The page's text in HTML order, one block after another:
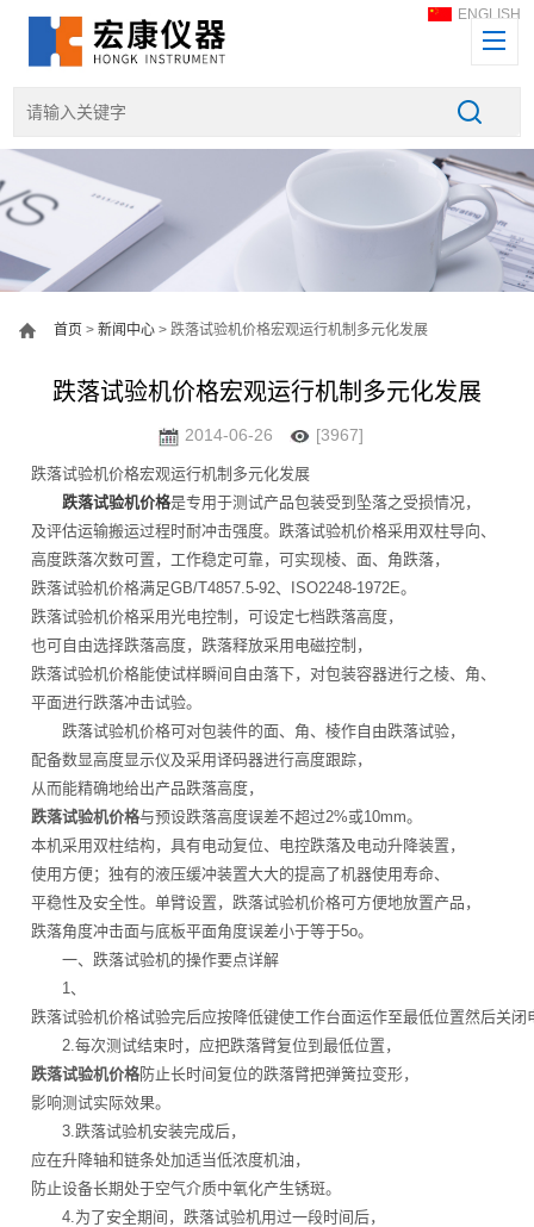
ENGLISH
首页 >新闻中心 > 跌落试验机价格宏观运行机制多元化发展
跌落试验机价格宏观运行机制多元化发展
2014-06-26 [3967]
跌落试验机价格宏观运行机制多元化发展
跌落试验机价格是专用于测试产品包装受到坠落之受损情况，
及评估运输搬运过程时耐冲击强度。跌落试验机价格采用双柱导向、
高度跌落次数可置，工作稳定可靠，可实现棱、面、角跌落，
跌落试验机价格满足GB/T4857.5-92、ISO2248-1972E。
跌落试验机价格采用光电控制，可设定七档跌落高度，
也可自由选择跌落高度，跌落释放采用电磁控制，
跌落试验机价格能使试样瞬间自由落下，对包装容器进行之棱、角、
平面进行跌落冲击试验。
跌落试验机价格可对包装件的面、角、棱作自由跌落试验，
配备数显高度显示仪及采用译码器进行高度跟踪，
从而能精确地给出产品跌落高度，
跌落试验机价格与预设跌落高度误差不超过2%或10mm。
本机采用双柱结构，具有电动复位、电控跌落及电动升降装置，
使用方便；独有的液压缓冲装置大大的提高了机器使用寿命、
平稳性及安全性。单臂设置，跌落试验机价格可方便地放置产品，
跌落角度冲击面与底板平面角度误差小于等于5o。
一、跌落试验机的操作要点详解
1、
跌落试验机价格试验完后应按降低键使工作台面运作至最低位置然后关闭
2.每次测试结束时，应把跌落臂复位到最低位置，
跌落试验机价格防止长时间复位的跌落臂把弹簧拉变形，
影响测试实际效果。
3.跌落试验机安装完成后，
应在升降轴和链条处加适当低浓度机油，
防止设备长期处于空气介质中氧化产生锈斑。
4.为了安全期间，跌落试验机用过一段时间后，